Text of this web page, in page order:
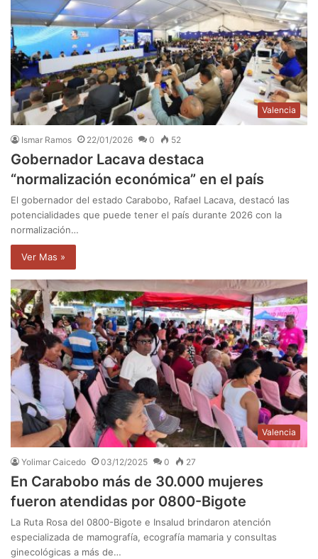
Valencia
Ismar Ramos 22/01/2026 0 52
Gobernador Lacava destaca
“normalización económica” en el país
El gobernador del estado Carabobo, Rafael Lacava, destacó las
potencialidades que puede tener el país durante 2026 con la
normalización…
Ver Mas »
Valencia
Yolimar Caicedo 03/12/2025 0 27
En Carabobo más de 30.000 mujeres
fueron atendidas por 0800-Bigote
La Ruta Rosa del 0800-Bigote e Insalud brindaron atención
especializada de mamografía, ecografía mamaria y consultas
ginecológicas a más de…